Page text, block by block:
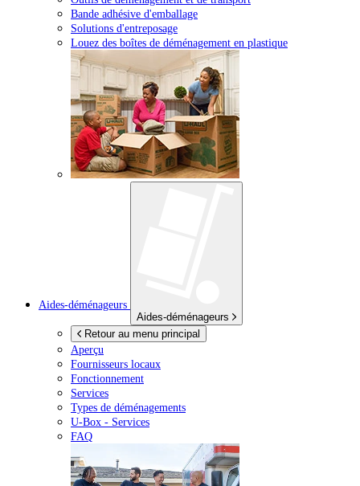
Bande adhésive d'emballage
Solutions d'entreposage
Louez des boîtes de déménagement en plastique
Aides-déménageurs
Aides-déménageurs
Retour au menu principal
Aperçu
Fournisseurs locaux
Fonctionnement
Services
Types de déménagements
U-Box - Services
FAQ